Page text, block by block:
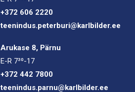
+372 606 2220
teenindus.peterburi@karlbilder.ee
Arukase 8, Pärnu
E-R 7³⁰-17
+372 442 7800
teenindus.parnu@karlbilder.ee